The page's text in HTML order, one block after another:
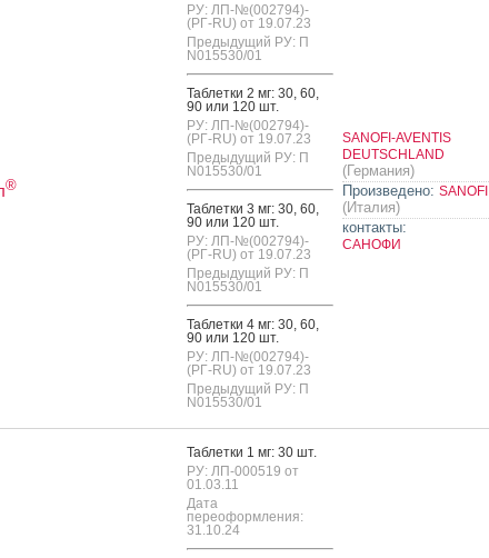
®
РУ: ЛП-№(002794)-
(РГ-RU) от 19.07.23
Предыдущий РУ: П
N015530/01
Таб­летки 2 мг: 30, 60,
90 или 120 шт.
РУ: ЛП-№(002794)-
(РГ-RU) от 19.07.23
Предыдущий РУ: П
N015530/01
Таб­летки 3 мг: 30, 60,
90 или 120 шт.
РУ: ЛП-№(002794)-
(РГ-RU) от 19.07.23
Предыдущий РУ: П
N015530/01
Таб­летки 4 мг: 30, 60,
90 или 120 шт.
РУ: ЛП-№(002794)-
(РГ-RU) от 19.07.23
Предыдущий РУ: П
N015530/01
SANOFI-AVENTIS
DEUTSCHLAND
(Германия)
Произведено: SANOFI
(Италия)
контакты:
САНОФИ
Таб­летки 1 мг: 30 шт.
РУ: ЛП-000519 от
01.03.11
Дата
переоформления:
31.10.24